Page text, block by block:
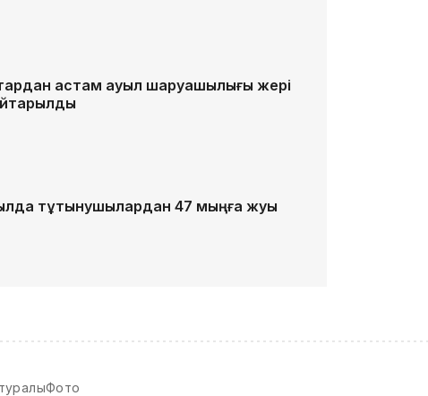
астам ауыл шаруашылығы жері
тұтынушылардан 47 мыңға жуық
Фото